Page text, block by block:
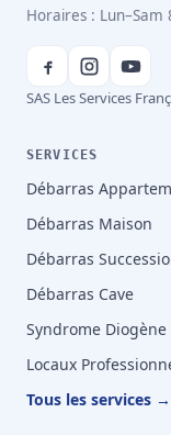
Horaires : Lun–Sam
SAS Les Services
SERVICES
Débarras
Débarras Maison
Débarras
Débarras Cave
Syndrome Diogène
Locaux
Tous les services →